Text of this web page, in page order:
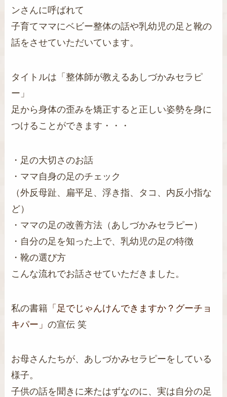
ンさんに呼ばれて
子育てママにベビー整体の話や乳幼児の足と靴の
話をさせていただいています。
タイトルは「整体師が教えるあしづかみセラピ
ー」
足から身体の歪みを矯正すると正しい姿勢を身に
つけることができます・・・
・足の大切さのお話
・ママ自身の足のチェック
（外反母趾、扁平足、浮き指、タコ、内反小指な
ど）
・ママの足の改善方法（あしづかみセラピー）
・自分の足を知った上で、乳幼児の足の特徴
・靴の選び方
こんな流れでお話させていただきました。
私の書籍 「足でじゃんけんできますか？グーチョ
キパー」の宣伝 笑
お母さんたちが、あしづかみセラピーをしている
様子。
子供の話を聞きに来たはずなのに、実は自分の足